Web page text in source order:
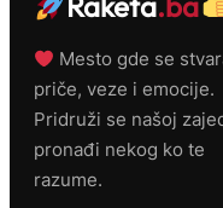
Mesto gde se
priče, veze i emocije.
Pridruži se našoj
pronađi nekog ko te
razume.